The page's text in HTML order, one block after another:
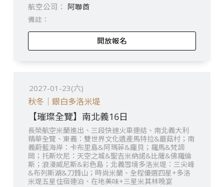
阿聯酋
開放報名
2027-01-23(六)
秋冬｜銀白多洛米堤
【璀璨全覽】南北義16日
長榮航空米蘭進出、三段快速火車連結、南北義大利
精華全覽、東義：雙世界文化遺產馬特拉&蘑菇村；南
義蔚藍海岸：卡布里島&阿瑪菲&龐貝；羅馬&梵諦
岡；托斯坎尼：天空之城&聖吉米納諾&比薩&佛羅倫
斯；浪漫威尼斯&彩色島；北義雪境多洛米堤：三尖峰
&布列斯湖&刀鋒山；時尚米蘭、全程優選四星+多洛
米堤五星住宿連泊、在地美味+三星米其林晚宴